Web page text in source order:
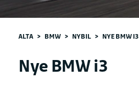
ALTA > BMW > NYBIL > NYE BMW I3
Nye BMW i3